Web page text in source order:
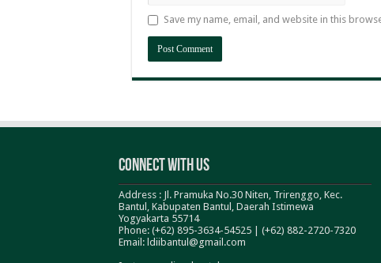
Save my name, email, and website in this
Connect With Us
Address : Jl. Pramuka No.30 Niten, Trirenggo, Kec.
Bantul, Kabupaten Bantul, Daerah Istimewa
Yogyakarta 55714
Phone: (+62) 895-3634-54525 | (+62) 882-2720-7320
Email: ldiibantul@gmail.com